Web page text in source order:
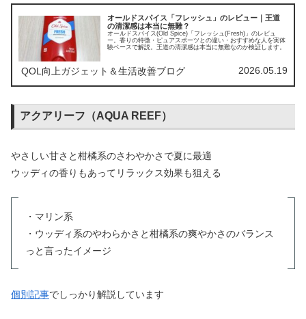
オールドスパイス「フレッシュ」のレビュー｜王道
の清潔感は本当に無難？
オールドスパイス(Old Spice)「フレッシュ(Fresh)」のレビュ
ー。香りの特徴・ピュアスポーツとの違い・おすすめな人を実体
験ベースで解説。王道の清潔感は本当に無難なのか検証します。
QOL向上ガジェット＆生活改善ブログ 2026.05.19
アクアリーフ（AQUA REEF）
やさしい甘さと柑橘系のさわやかさで夏に最適
ウッディの香りもあってリラックス効果も狙える
・マリン系
・ウッディ系のやわらかさと柑橘系の爽やかさのバランス
っと言ったイメージ
個別記事でしっかり解説しています